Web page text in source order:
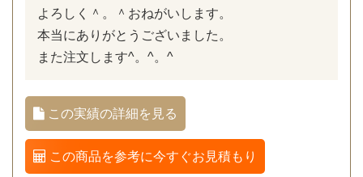
よろしく＾。＾おねがいします。
本当にありがとうございました。
また注文します^。^。^
この実績の詳細を見る
この商品を参考に今すぐお見積もり